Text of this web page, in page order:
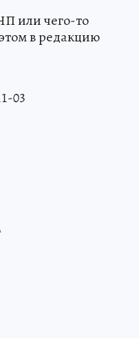
или чего-то
в редакцию
03